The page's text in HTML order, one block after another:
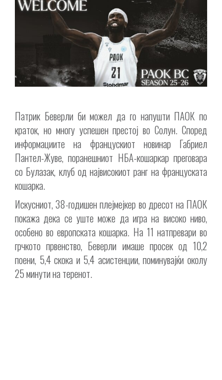
Патрик Беверли би можел да го напушти ПАОК по
краток, но многу успешен престој во Солун. Според
информациите на францускиот новинар Габриел
Пантел-Жуве, поранешниот НБА-кошаркар преговара
со Булазак, клуб од највисокиот ранг на француската
кошарка.
Искусниот, 38-годишен плејмејкер во дресот на ПАОК
покажа дека се уште може да игра на високо ниво,
особено во европската кошарка. На 11 натпревари во
грчкото првенство, Беверли имаше просек од 10,2
поени, 5,4 скока и 5,4 асистенции, поминувајќи околу
25 минути на теренот.